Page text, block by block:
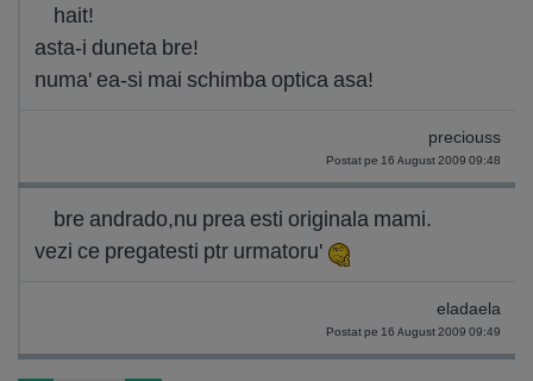
hait!
asta-i duneta bre!
numa' ea-si mai schimba optica asa!
preciouss
Postat pe 16 August 2009 09:48
bre andrado,nu prea esti originala mami.
vezi ce pregatesti ptr urmatoru'
eladaela
Postat pe 16 August 2009 09:49